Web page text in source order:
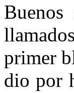
primer
dio por